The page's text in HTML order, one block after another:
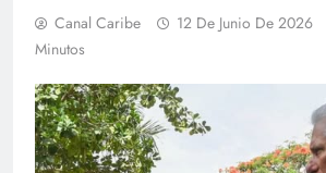
Canal Caribe 12 De Junio De 2026
Minutos